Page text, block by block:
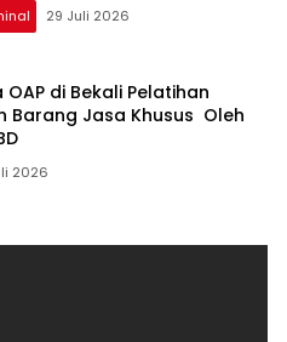
29 Juli 2026
OAP di Bekali Pelatihan
Barang Jasa Khusus Oleh
2026